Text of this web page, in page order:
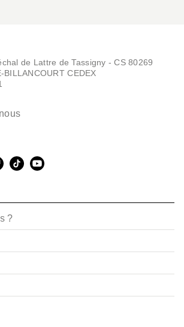
de Lattre de Tassigny - CS 80269
BILLANCOURT CEDEX
?